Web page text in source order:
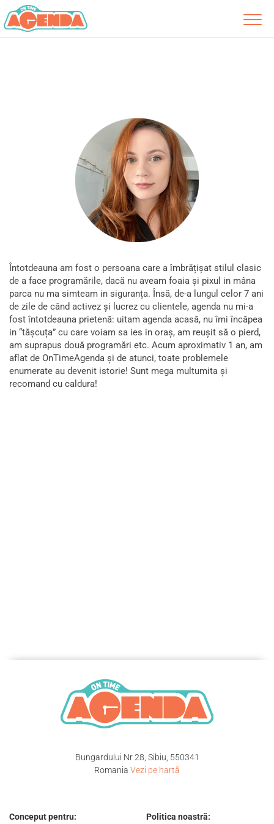
Întotdeauna am fost o persoana care a îmbrățișat stilul clasic
de a face programările, dacă nu aveam foaia și pixul in mâna
parca nu ma simteam in siguranța. Însă, de-a lungul celor 7 ani
de zile de când activez și lucrez cu clientele, agenda nu mi-a
fost întotdeauna prietenă: uitam agenda acasă, nu îmi încăpea
in “tășcuța” cu care voiam sa ies in oraș, am reușit să o pierd,
am suprapus două programări etc. Acum aproximativ 1 an, am
aflat de OnTimeAgenda și de atunci, toate problemele
enumerate au devenit istorie! Sunt mega multumita și
recomand cu caldura!
Bungardului Nr 28, Sibiu, 550341
Romania Vezi pe hartă
Conceput pentru: Politica noastră: